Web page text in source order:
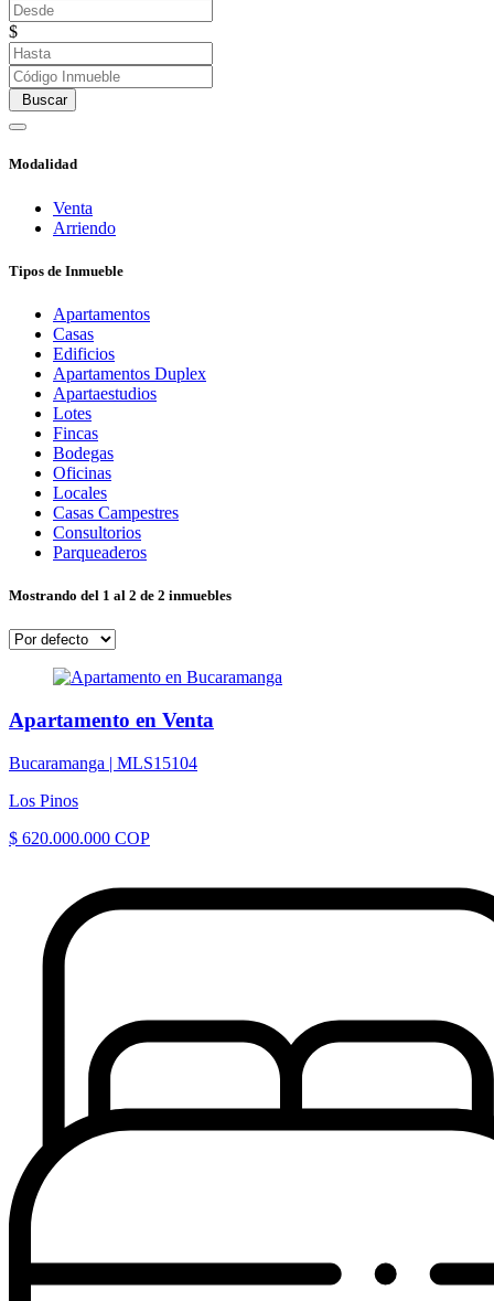
$
Buscar
Modalidad
Venta
Arriendo
Tipos de Inmueble
Apartamentos
Casas
Edificios
Apartamentos Duplex
Apartaestudios
Lotes
Fincas
Bodegas
Oficinas
Locales
Casas Campestres
Consultorios
Parqueaderos
Mostrando del 1 al 2 de 2 inmuebles
Apartamento en Venta
Bucaramanga | MLS15104
Los Pinos
$ 620.000.000 COP